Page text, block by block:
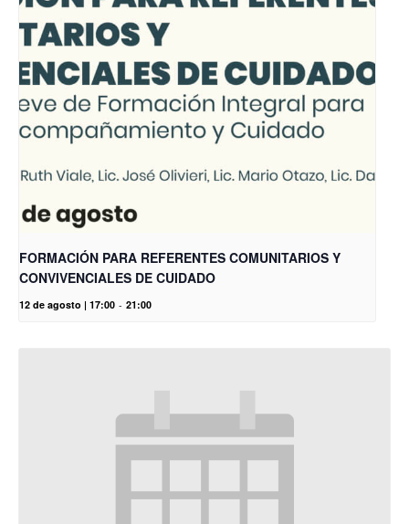
FORMACIÓN PARA REFERENTES COMUNITARIOS Y
CONVIVENCIALES DE CUIDADO
12 de agosto | 17:00 - 21:00